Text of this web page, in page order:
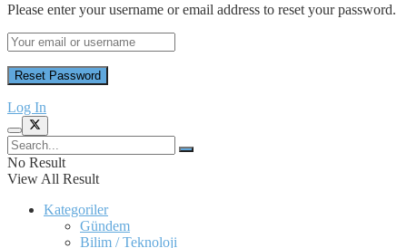
Please enter your username or email address to reset your password.
Log In
No Result
View All Result
Kategoriler
Gündem
Bilim / Teknoloji